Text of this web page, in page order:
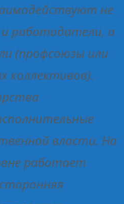
не
работодатели, а
(профсоюзы или
коллективов).
власти. На
работает